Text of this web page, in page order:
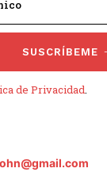
SUSCRÍBEME
de Privacidad.